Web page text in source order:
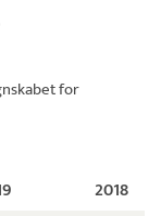
for
2018